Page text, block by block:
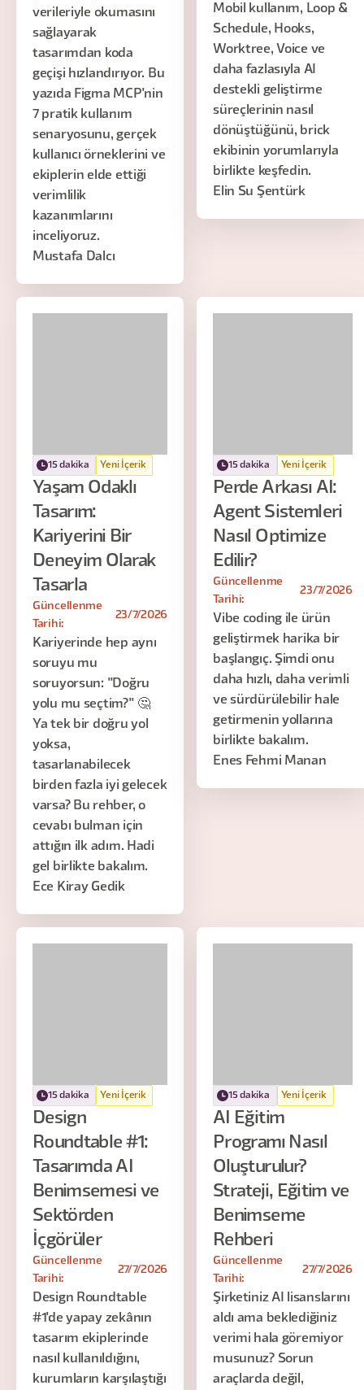
verileriyle okumasını
sağlayarak
tasarımdan koda
geçişi hızlandırıyor. Bu
yazıda Figma MCP'nin
7 pratik kullanım
senaryosunu, gerçek
kullanıcı örneklerini ve
ekiplerin elde ettiği
verimlilik
kazanımlarını
inceliyoruz.
Mustafa Dalcı
Mobil kullanım, Loop &
Schedule, Hooks,
Worktree, Voice ve
daha fazlasıyla AI
destekli geliştirme
süreçlerinin nasıl
dönüştüğünü, brick
ekibinin yorumlarıyla
birlikte keşfedin.
Elin Su Şentürk
15 dakika Yeni İçerik
Yaşam Odaklı
Tasarım:
Kariyerini Bir
Deneyim Olarak
Tasarla
Güncellenme
Tarihi:
23/7/2026
Kariyerinde hep aynı
soruyu mu
soruyorsun: "Doğru
yolu mu seçtim?" 🤔
Ya tek bir doğru yol
yoksa,
tasarlanabilecek
birden fazla iyi gelecek
varsa? Bu rehber, o
cevabı bulman için
attığın ilk adım. Hadi
gel birlikte bakalım.
Ece Kiray Gedik
15 dakika Yeni İçerik
Perde Arkası AI:
Agent Sistemleri
Nasıl Optimize
Edilir?
Güncellenme
Tarihi:
23/7/2026
Vibe coding ile ürün
geliştirmek harika bir
başlangıç. Şimdi onu
daha hızlı, daha verimli
ve sürdürülebilir hale
getirmenin yollarına
birlikte bakalım.
Enes Fehmi Manan
15 dakika Yeni İçerik
Design
Roundtable #1:
Tasarımda AI
Benimsemesi ve
Sektörden
İçgörüler
Güncellenme
Tarihi:
27/7/2026
Design Roundtable
#1'de yapay zekânın
tasarım ekiplerinde
nasıl kullanıldığını,
kurumların karşılaştığı
15 dakika Yeni İçerik
AI Eğitim
Programı Nasıl
Oluşturulur?
Strateji, Eğitim ve
Benimseme
Rehberi
Güncellenme
Tarihi:
27/7/2026
Şirketiniz AI lisanslarını
aldı ama beklediğiniz
verimi hala göremiyor
musunuz? Sorun
araçlarda değil,